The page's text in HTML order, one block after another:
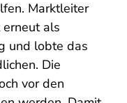
Marktleiter
als
und lobte das
Die
vor den